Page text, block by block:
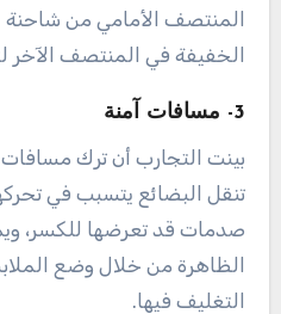
المنتصف الأمامي من شاحنة
الخفيفة في المنتصف الآخر
3- مسافات آمنة
بينت التجارب أن ترك
تنقل البضائع يتسبب في
صدمات قد تعرضها للكسر،
الظاهرة من خلال وضع
التغليف فيها.